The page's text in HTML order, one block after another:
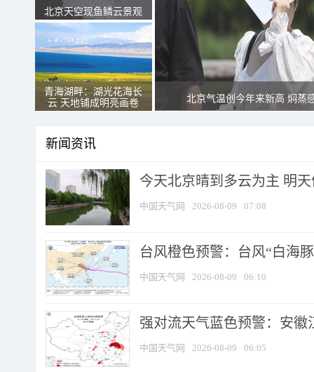
北京天空现鱼鳞云景观
青海湖畔：湖光花海长
云 天地铺成明亮画卷
北京气温创今年来新高 焖蒸
新闻资讯
今天北京晴到多云为主 明
中国天气网 2026-08-09 07:08
台风橙色预警：台风“白海
中国天气网 2026-08-09 06:10
强对流天气蓝色预警：安徽
中国天气网 2026-08-09 06:05